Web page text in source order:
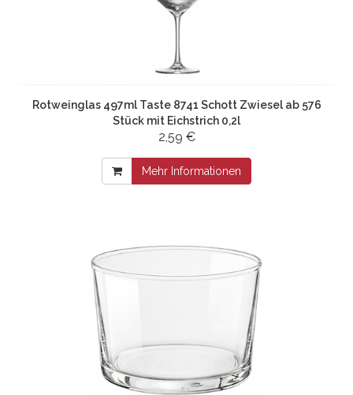
Rotweinglas 497ml Taste 8741 Schott Zwiesel ab 576
Stück mit Eichstrich 0,2l
2,59 €
Mehr Informationen